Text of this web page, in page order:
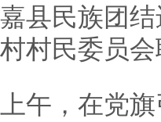
嘉县民族团
村村民委员
上午，在党